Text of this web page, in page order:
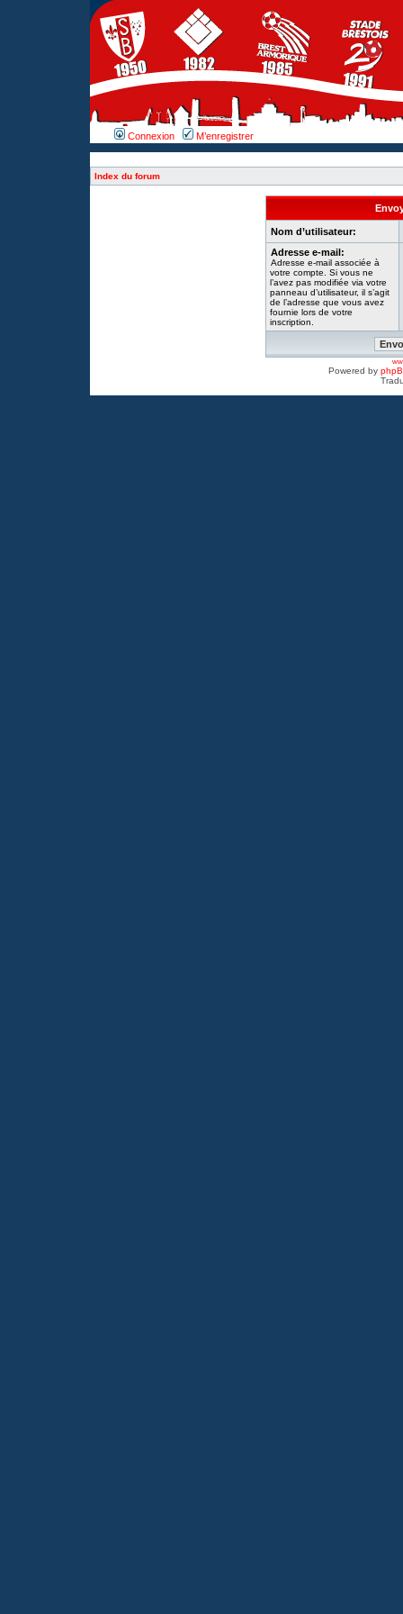
Connexion M’enregistrer
Index du forum
Nom d’utilisateur:
Adresse e-mail:
Adresse e-mail associée à
votre compte. Si vous ne
l’avez pas modifiée via votre
panneau d’utilisateur, il s’agit
de l’adresse que vous avez
fournie lors de votre
inscription.
Powered by